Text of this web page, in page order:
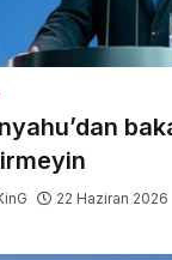
22 Haziran 2026